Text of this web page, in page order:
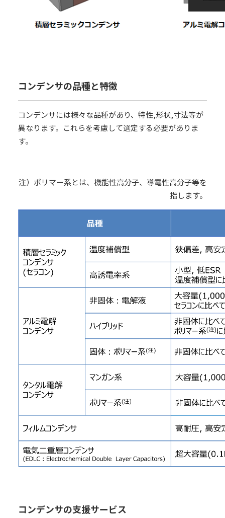
コンデンサの品種と特徴
コンデンサには様々な品種があり、特性,形状,寸法等が
異なります。これらを考慮して選定する必要がありま
す。
注）ポリマー系とは、機能性高分子、導電性高分子等を
指します。
コンデンサの支援サービス